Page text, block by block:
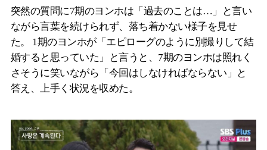
突然の質問に7期のヨンホは「過去のことは…」と言い
ながら言葉を続けられず、落ち着かない様子を見せ
た。 1期のヨンホが「エピローグのように別撮りして結
婚すると思っていた」と言うと、7期のヨンホは照れく
さそうに笑いながら「今回はしなければならない」と
答え、上手く状況を収めた。